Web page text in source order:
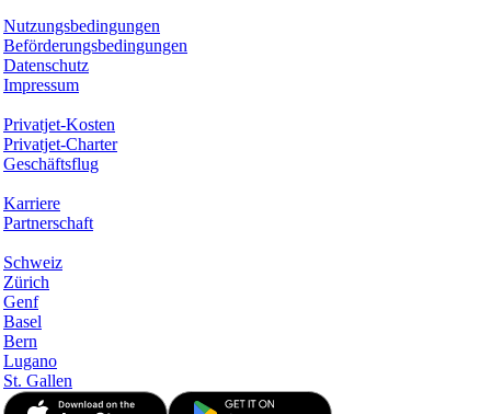
Nutzungsbedingungen
Beförderungsbedingungen
Datenschutz
Impressum
Privatjet-Kosten
Privatjet-Charter
Geschäftsflug
Karriere
Partnerschaft
Schweiz
Zürich
Genf
Basel
Bern
Lugano
St. Gallen